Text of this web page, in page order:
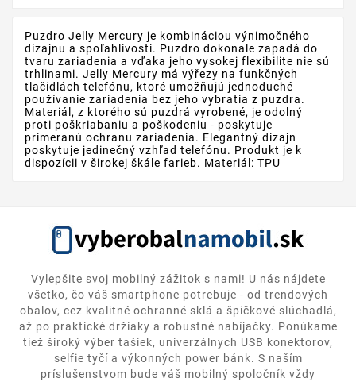
Puzdro Jelly Mercury je kombináciou výnimočného
dizajnu a spoľahlivosti. Puzdro dokonale zapadá do
tvaru zariadenia a vďaka jeho vysokej flexibilite nie sú
trhlinami. Jelly Mercury má výřezy na funkčných
tlačidlách telefónu, ktoré umožňujú jednoduché
používanie zariadenia bez jeho vybratia z puzdra.
Materiál, z ktorého sú puzdrá vyrobené, je odolný
proti poškriabaniu a poškodeniu - poskytuje
primeranú ochranu zariadenia. Elegantný dizajn
poskytuje jedinečný vzhľad telefónu. Produkt je k
dispozícii v širokej škále farieb. Materiál: TPU
Vylepšite svoj mobilný zážitok s nami! U nás nájdete
všetko, čo váš smartphone potrebuje - od trendových
obalov, cez kvalitné ochranné sklá a špičkové slúchadlá,
až po praktické držiaky a robustné nabíjačky. Ponúkame
tiež široký výber tašiek, univerzálnych USB konektorov,
selfie tyčí a výkonných power bánk. S naším
príslušenstvom bude váš mobilný spoločník vždy